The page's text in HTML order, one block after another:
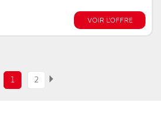
VOIR L'OFFRE
1 2